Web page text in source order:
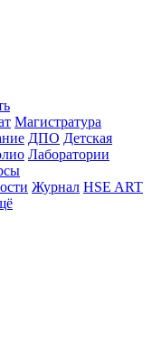
Магистратура
ДПО Детская
Лаборатории
Журнал HSE ART